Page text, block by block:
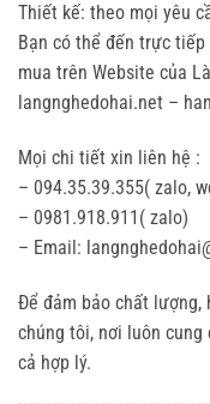
Thiết kế: theo mọi yêu
Bạn có thể đến trực
mua trên Website của
langnghedohai.net –
Mọi chi tiết xin liên hệ :
– 094.35.39.355( zalo,
– 0981.918.911( zalo)
– Email:
Để đảm bảo chất lượng,
chúng tôi, nơi luôn
cả hợp lý.